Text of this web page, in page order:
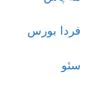
فردا بورس
سئو